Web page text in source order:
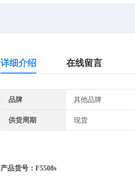
详细介绍 在线留言
品牌 其他品牌
供货周期 现货
产品货号 ： F5508s